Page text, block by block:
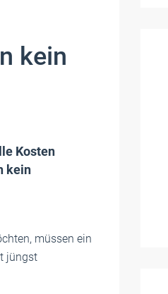
kein
Kosten
kein
müssen ein
jüngst